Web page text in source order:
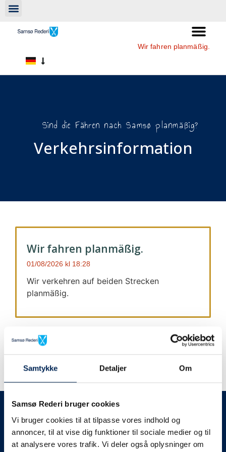
Samtykke Detaljer Om
Samsø Rederi bruger cookies
Vi bruger cookies til at tilpasse vores indhold og
annoncer, til at vise dig funktioner til sociale medier og til
at analysere vores trafik. Vi deler også oplysninger om
Wir fahren planmäßig.
Sind die Fähren nach Samsø planmäßig?
Verkehrsinformation​
Wir fahren planmäßig.
01/08/2026 18:28
Wir verkehren auf beiden Strecken
planmäßig.
Wir geben immer Bescheid
Wir werden Sie